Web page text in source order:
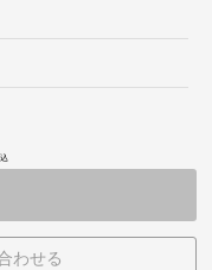
わせる